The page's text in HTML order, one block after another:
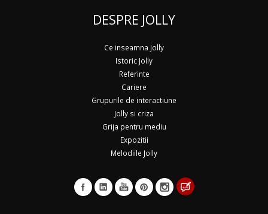
DESPRE JOLLY
Ce inseamna Jolly
Istoric Jolly
Referinte
Cariere
Grupurile de interactiune
Jolly si criza
Grija pentru mediu
Expozitii
Melodiile Jolly